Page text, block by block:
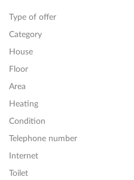
Type of offer
Category
House
Floor
Area
Heating
Condition
Telephone number
Internet
Toilet